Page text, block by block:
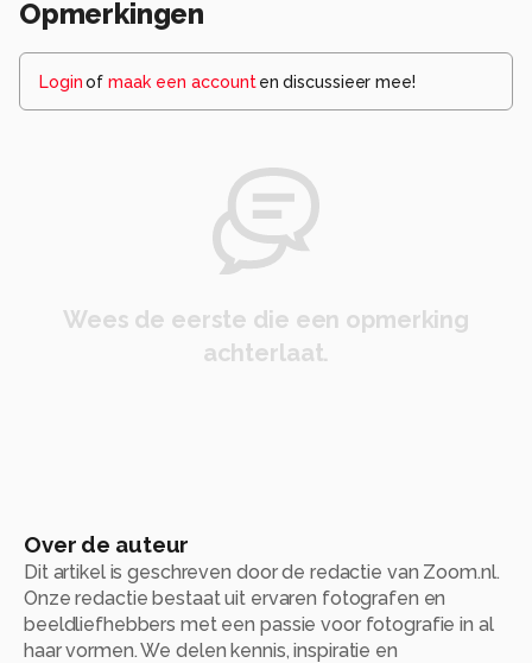
Opmerkingen
Loginof maak een account en discussieer mee!
Wees de eerste die een opmerking
achterlaat.
Over de auteur
Dit artikel is geschreven door de redactie van Zoom.nl.
Onze redactie bestaat uit ervaren fotografen en
beeldliefhebbers met een passie voor fotografie in al
haar vormen. We delen kennis, inspiratie en